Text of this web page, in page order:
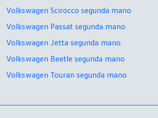
Volkswagen Scirocco segunda mano
Volkswagen Passat segunda mano
Volkswagen Jetta segunda mano
Volkswagen Beetle segunda mano
Volkswagen Touran segunda mano